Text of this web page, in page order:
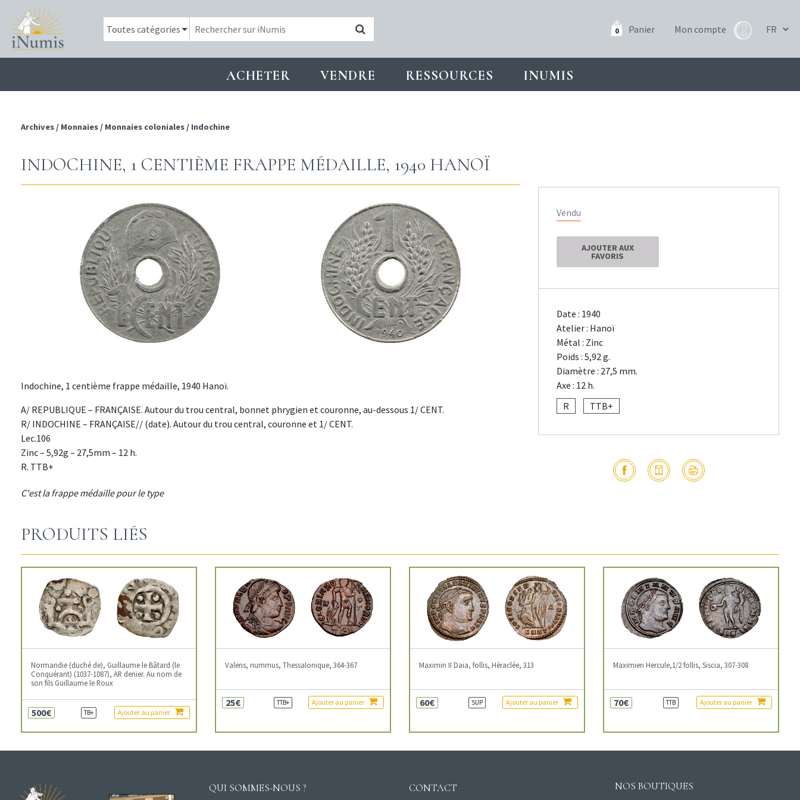
0 Panier Mon compte
ACHETER VENDRE RESSOURCES INUMIS
Archives / Monnaies / Monnaies coloniales / Indochine
INDOCHINE, 1 CENTIÈME FRAPPE MÉDAILLE, 1940 HANOÏ
Indochine, 1 centième frappe médaille, 1940 Hanoï.
A/ REPUBLIQUE – FRANÇAISE. Autour du trou central, bonnet phrygien et couronne, au-dessous 1/ CENT.
R/ INDOCHINE – FRANÇAISE// (date). Autour du trou central, couronne et 1/ CENT.
Lec.106
Zinc – 5,92g – 27,5mm – 12 h.
R. TTB+
C'est la frappe médaille pour le type
Vendu
AJOUTER AUX
FAVORIS
Date : 1940
Atelier : Hanoï
Métal : Zinc
Poids : 5,92 g.
Diamètre : 27,5 mm.
Axe : 12 h.
R
TTB+
PRODUITS LIÉS
Normandie (duché de), Guillaume le Bâtard (le
Conquérant) (1037-1087), AR denier. Au nom de
son fils Guillaume le Roux
500€ TB+ Ajouter au panier
Valens, nummus, Thessalonique, 364-367
25€ TTB+ Ajouter au panier
Maximin II Daia, follis, Héraclée, 313
60€ SUP Ajouter au panier
Maximien Hercule,1/2 follis, Siscia, 307-308
70€ TTB Ajouter au panier
QUI SOMMES-NOUS ? CONTACT NOS BOUTIQUES